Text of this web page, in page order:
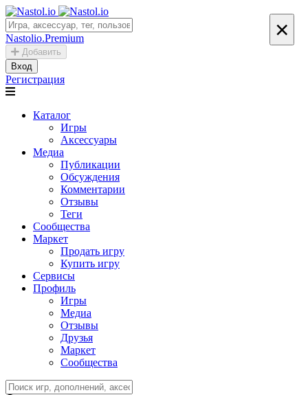
Nastolio.Premium
Добавить
Вход
Регистрация
Каталог
Игры
Аксессуары
Медиа
Публикации
Обсуждения
Комментарии
Отзывы
Теги
Сообщества
Маркет
Продать игру
Купить игру
Сервисы
Профиль
Игры
Медиа
Отзывы
Друзья
Маркет
Сообщества
×